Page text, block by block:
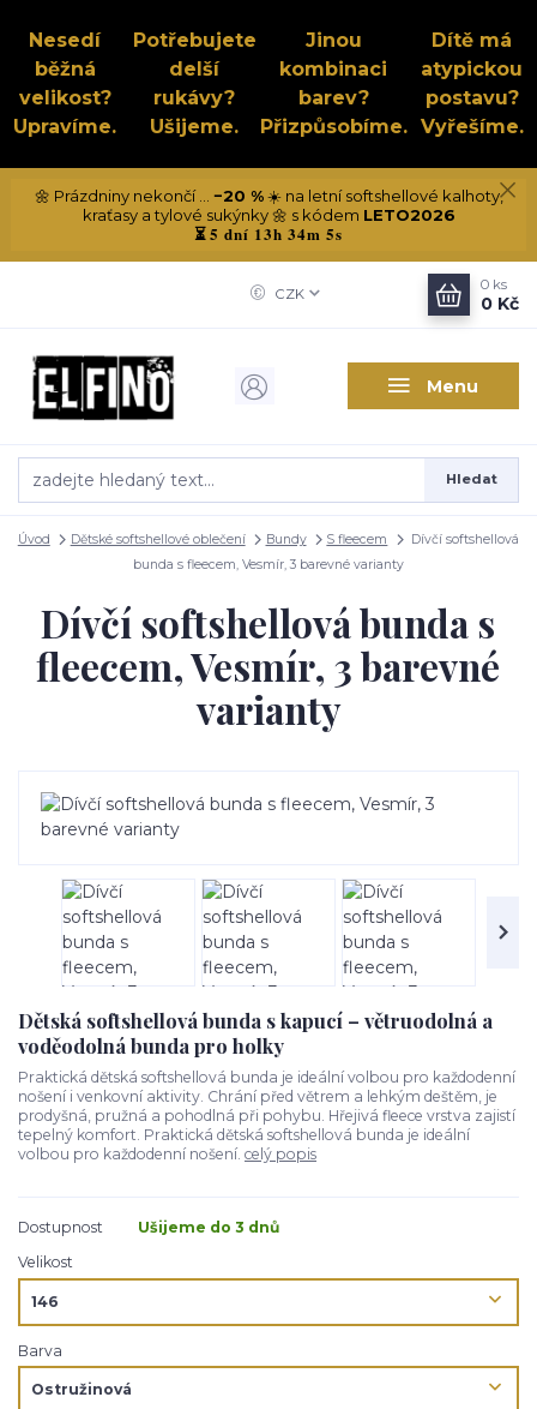
Nesedí
běžná
velikost?
Upravíme.
Potřebujete
delší
rukávy?
Ušijeme.
Jinou
kombinaci
barev?
Přizpůsobíme.
Dítě má
atypickou
postavu?
Vyřešíme.
🌼 Prázdniny nekončí ... −20 %☀️ na letní softshellové kalhoty,
kraťasy a tylové sukýnky 🌼 s kódem LETO2026
⏳5 dní 13h 34m 5s
Menu
CZK
Hledat
0 ks
0 Kč
Úvod Dětské softshellové oblečení Bundy S fleecem
Dívčí softshellová
bunda s fleecem, Vesmír, 3 barevné varianty
Dívčí softshellová bunda s
fleecem, Vesmír, 3 barevné
varianty
Dětská softshellová bunda s kapucí – větruodolná a
voděodolná bunda pro holky
Praktická dětská softshellová bunda je ideální volbou pro každodenní
nošení i venkovní aktivity. Chrání před větrem a lehkým deštěm, je
prodyšná, pružná a pohodlná při pohybu. Hřejivá fleece vrstva zajistí
tepelný komfort. Praktická dětská softshellová bunda je ideální
volbou pro každodenní nošení. celý popis
Dostupnost
Ušijeme do 3 dnů
Velikost
Barva